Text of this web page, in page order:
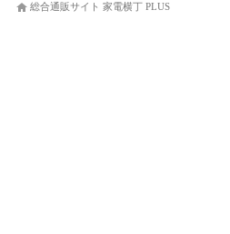
総合通販サイト 家電横丁 PLUS